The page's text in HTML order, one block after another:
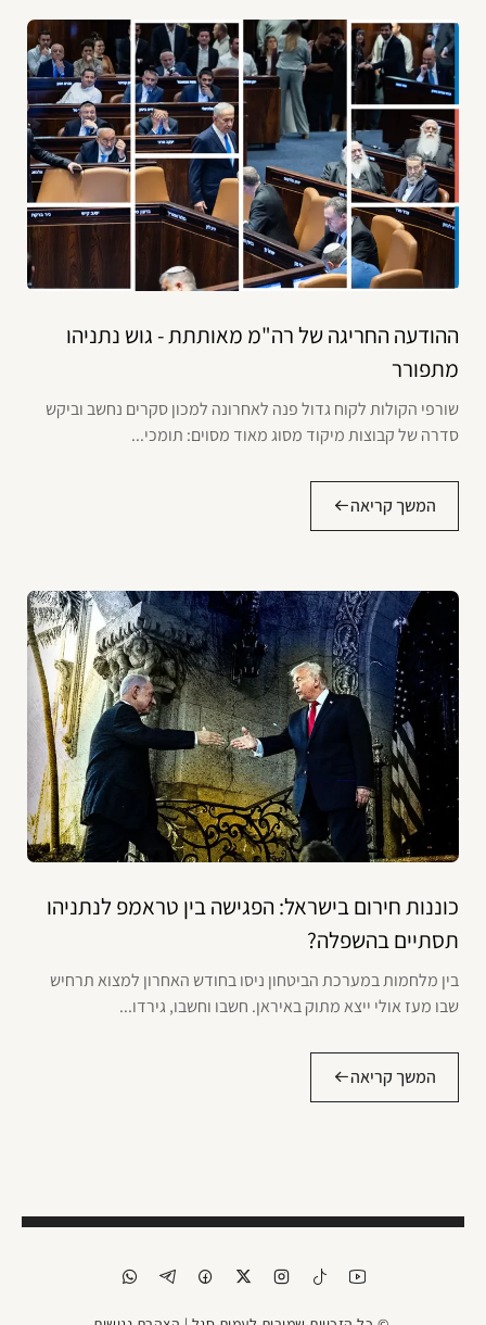
ההודעה החריגה של רה"מ מאותתת - גוש נתניהו
מתפורר
שורפי הקולות לקוח גדול פנה לאחרונה למכון סקרים נחשב וביקש
סדרה של קבוצות מיקוד מסוג מאוד מסוים: תומכי...
המשך קריאה
כוננות חירום בישראל: הפגישה בין טראמפ לנתניהו
תסתיים בהשפלה?
בין מלחמות במערכת הביטחון ניסו בחודש האחרון למצוא תרחיש
שבו מעז אולי ייצא מתוק באיראן. חשבו וחשבו, גירדו...
המשך קריאה